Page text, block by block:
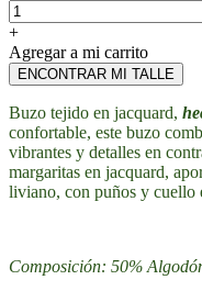
+
Agregar a mi carrito
ENCONTRAR MI TALLE
Buzo tejido en jacquard,
confortable, este buzo
vibrantes y detalles en
margaritas en jacquard,
liviano, con puños y cuello
Composición: 50%